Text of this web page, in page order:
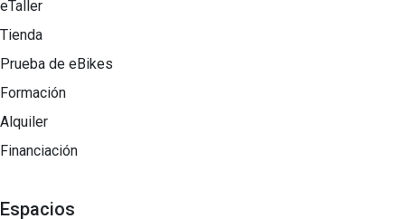
eTaller
Tienda
Prueba de eBikes
Formación
Alquiler
Financiación
Espacios